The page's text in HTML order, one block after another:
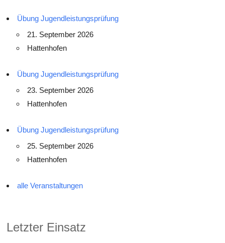
Übung Jugendleistungsprüfung
21. September 2026
Hattenhofen
Übung Jugendleistungsprüfung
23. September 2026
Hattenhofen
Übung Jugendleistungsprüfung
25. September 2026
Hattenhofen
alle Veranstaltungen
Letzter Einsatz